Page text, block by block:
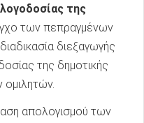
λογοδοσίας της
των πεπραγμένων
διεξαγωγής
της δημοτικής
ομιλητών.
απολογισμού των